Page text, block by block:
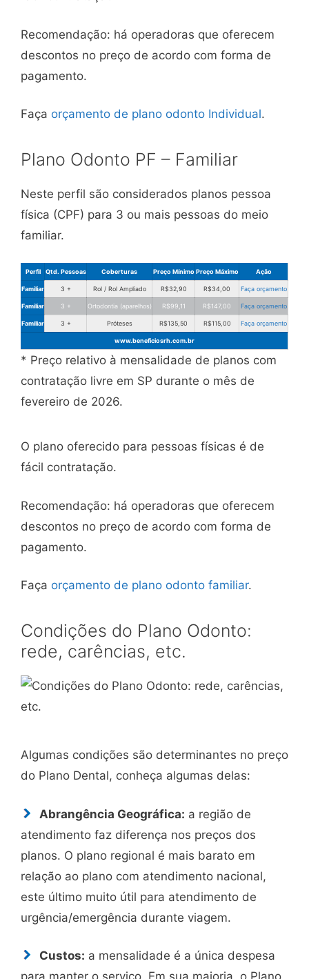
Recomendação: há operadoras que oferecem
descontos no preço de acordo com forma de
pagamento.
Faça orçamento de plano odonto Individual.
Plano Odonto PF – Familiar
Neste perfil são considerados planos pessoa
física (CPF) para 3 ou mais pessoas do meio
familiar.
Perfil Qtd. Pessoas Coberturas Preço Mínimo Preço Máximo Ação
Familiar 3 + Rol / Rol Ampliado R$32,90 R$34,00 Faça orçamento
Familiar 3 + Ortodontia (aparelhos) R$99,11 R$147,00 Faça orçamento
Familiar 3 + Próteses R$135,50 R$115,00 Faça orçamento
www.beneficiosrh.com.br
* Preço relativo à mensalidade de planos com
contratação livre em SP durante o mês de
fevereiro de 2026.
O plano oferecido para pessoas físicas é de
fácil contratação.
Recomendação: há operadoras que oferecem
descontos no preço de acordo com forma de
pagamento.
Faça orçamento de plano odonto familiar.
Condições do Plano Odonto:
rede, carências, etc.
Algumas condições são determinantes no preço
do Plano Dental, conheça algumas delas:
Abrangência Geográfica: a região de
atendimento faz diferença nos preços dos
planos. O plano regional é mais barato em
relação ao plano com atendimento nacional,
este último muito útil para atendimento de
urgência/emergência durante viagem.
Custos: a mensalidade é a única despesa